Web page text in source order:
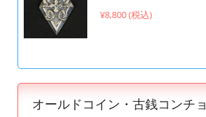
¥8,800 (税込)
オールドコイン・古銭コンチョ